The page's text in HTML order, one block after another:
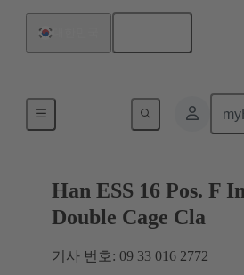
최대 16 A의 전류
Han ESS 16 Pos. F
Double Cage Cla
기사 번호: 09 33 016 2772